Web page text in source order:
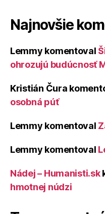
Najnovšie
Lemmy komentoval
ohrozujú budúcnosť
Kristián Čura
osobná púť
Lemmy komentoval
Lemmy komentoval
Nádej – Humanisti.sk
hmotnej núdzi